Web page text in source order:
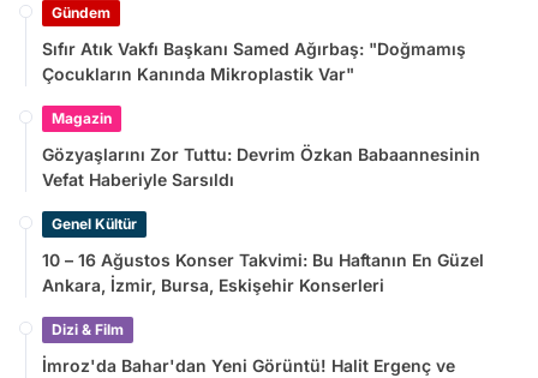
Gündem
Sıfır Atık Vakfı Başkanı Samed Ağırbaş: "Doğmamış
Çocukların Kanında Mikroplastik Var"
Magazin
Gözyaşlarını Zor Tuttu: Devrim Özkan Babaannesinin
Vefat Haberiyle Sarsıldı
Genel Kültür
10 – 16 Ağustos Konser Takvimi: Bu Haftanın En Güzel
Ankara, İzmir, Bursa, Eskişehir Konserleri
Dizi & Film
İmroz'da Bahar'dan Yeni Görüntü! Halit Ergenç ve